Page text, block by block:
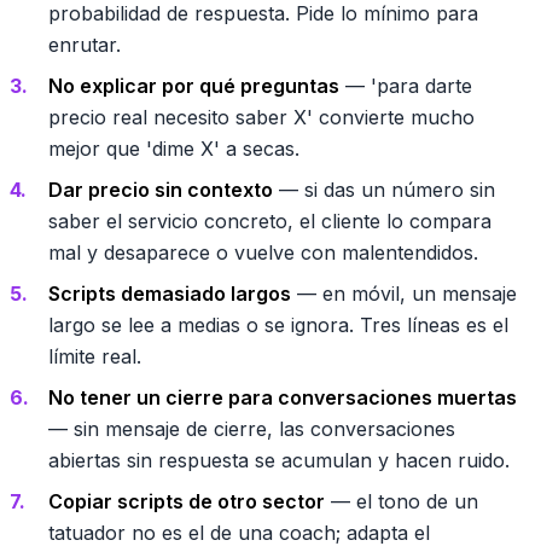
probabilidad de respuesta. Pide lo mínimo para
enrutar.
No explicar por qué preguntas — 'para darte
precio real necesito saber X' convierte mucho
mejor que 'dime X' a secas.
Dar precio sin contexto — si das un número sin
saber el servicio concreto, el cliente lo compara
mal y desaparece o vuelve con malentendidos.
Scripts demasiado largos — en móvil, un mensaje
largo se lee a medias o se ignora. Tres líneas es el
límite real.
No tener un cierre para conversaciones muertas
— sin mensaje de cierre, las conversaciones
abiertas sin respuesta se acumulan y hacen ruido.
Copiar scripts de otro sector — el tono de un
tatuador no es el de una coach; adapta el